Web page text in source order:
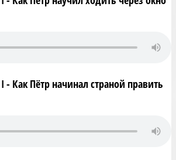
- Как Пётр начинал страной править